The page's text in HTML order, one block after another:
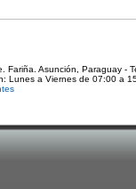
Fariña. Asunción, Paraguay -
Lunes a Viernes de 07:00 a